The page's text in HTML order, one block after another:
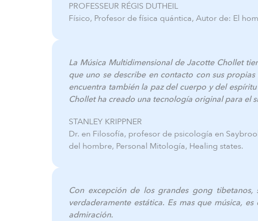
PROFESSEUR RÉGIS DUTHEIL
Físico, Profesor de física quántica, Autor de: El
La Música Multidimensional de Jacotte Chollet
que uno se describe en contacto con sus
encuentra también la paz del cuerpo y del
Chollet ha creado una tecnología original para el
STANLEY KRIPPNER
Dr. en Filosofía, profesor de psicología en
del hombre, Personal Mitología, Healing states.
Con excepción de los grandes gong
verdaderamente estática. Es mas que música,
admiración.